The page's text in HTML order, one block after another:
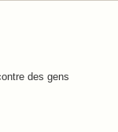
des gens